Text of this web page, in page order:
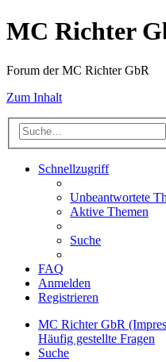
MC Richter
Forum der MC Richter GbR
Zum Inhalt
Schnellzugriff
Unbeantwortete
Aktive Themen
Suche
FAQ
Anmelden
Registrieren
MC Richter GbR
Häufig gestellte Fragen
Suche